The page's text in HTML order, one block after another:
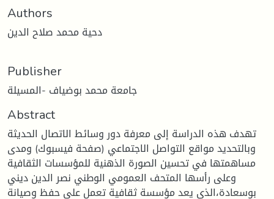
Authors
دحية محمد صلاح الدين
Publisher
جامعة محمد بوضياف -المسيلة
Abstract
تهدف هذه الدراسة إلى معرفة دور وسائط الاتصال الحديثة
وبالتحديد مواقع التواصل الاجتماعي (صفحة فيسبوك) ومدى
مساهمتها في تحسين الصورة الذهنية للمؤسسات الثقافية
وعلى رأسها المتحف العمومي الوطني نصر الدين ديني
بوسعادة،الذي يعد مؤسسة ثقافية تعمل على حفظ وصيانة